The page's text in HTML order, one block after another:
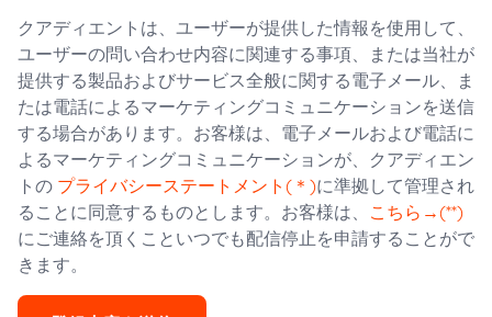
クアディエントは、ユーザーが提供した情報を使用して、
ユーザーの問い合わせ内容に関連する事項、または当社が
提供する製品およびサービス全般に関する電子メール、ま
たは電話によるマーケティングコミュニケーションを送信
する場合があります。お客様は、電子メールおよび電話に
よるマーケティングコミュニケーションが、クアディエン
トの プライバシーステートメント(＊)に準拠して管理され
ることに同意するものとします。お客様は、 こちら→(**)
にご連絡を頂くこといつでも配信停止を申請することがで
きます。